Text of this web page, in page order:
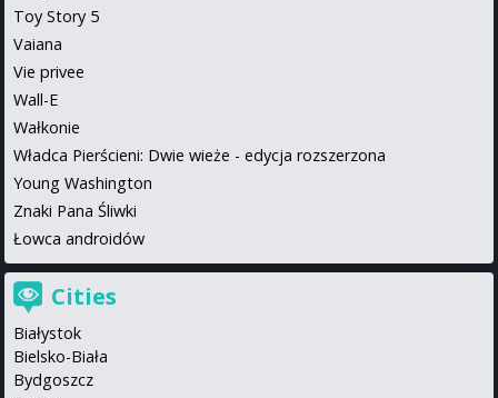
Toy Story 5
Vaiana
Vie privee
Wall-E
Wałkonie
Władca Pierścieni: Dwie wieże - edycja rozszerzona
Young Washington
Znaki Pana Śliwki
Łowca androidów
Cities
Białystok
Bielsko-Biała
Bydgoszcz